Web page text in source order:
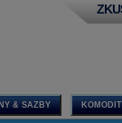
& SAZBY